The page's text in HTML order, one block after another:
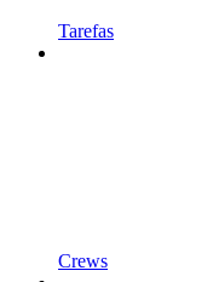
Tarefas
Crews